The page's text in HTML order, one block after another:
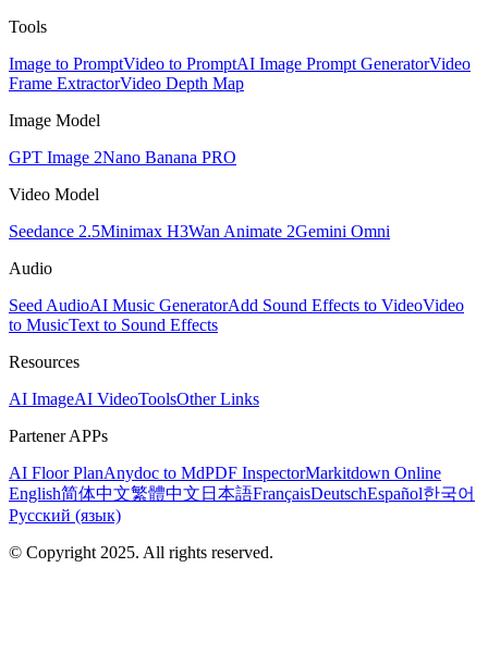
Tools
Image to PromptVideo to PromptAI Image Prompt GeneratorVideo
Frame ExtractorVideo Depth Map
Image Model
GPT Image 2Nano Banana PRO
Video Model
Seedance 2.5Minimax H3Wan Animate 2Gemini Omni
Audio
Seed AudioAI Music GeneratorAdd Sound Effects to VideoVideo
to MusicText to Sound Effects
Resources
AI ImageAI VideoToolsOther Links
Partener APPs
AI Floor PlanAnydoc to MdPDF InspectorMarkitdown Online
English简体中文繁體中文 日本語FrançaisDeutschEspañol한국어
Русский (язык)
© Copyright 2025. All rights reserved.